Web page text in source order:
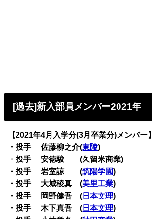
[過去]新入部員メンバー2021年
【2021年4月入学分(3月卒業分)メンバー】
・投手 佐藤柳之介(東陵)
・投手 安徳駿 (久留米商業)
・投手 岩室諒 (筑陽学園)
・投手 大城稜真 (美里工業)
・投手 岡野健吾 ( 日本文理)
・投手 木下真吾 ( 日本文理)